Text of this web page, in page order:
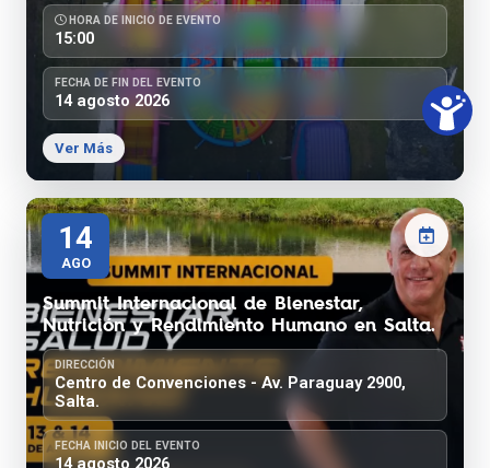
HORA DE INICIO DE EVENTO
15:00
FECHA DE FIN DEL EVENTO
14 agosto 2026
Ver Más
14
AGO
Summit Internacional de Bienestar,
Nutrición y Rendimiento Humano en Salta.
DIRECCIÓN
Centro de Convenciones - Av. Paraguay 2900,
Salta.
FECHA INICIO DEL EVENTO
14 agosto 2026